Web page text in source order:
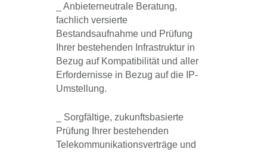
_ Anbieterneutrale Beratung,
fachlich versierte
Bestandsaufnahme und Prüfung
Ihrer bestehenden Infrastruktur in
Bezug auf Kompatibilität und aller
Erfordernisse in Bezug auf die IP-
Umstellung.
_ Sorgfältige, zukunftsbasierte
Prüfung Ihrer bestehenden
Telekommunikationsverträge und